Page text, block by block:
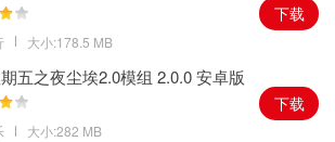
大小:178.5 MB
下载
五之夜尘埃2.0模组 2.0.0 安卓版
大小:282 MB
下载